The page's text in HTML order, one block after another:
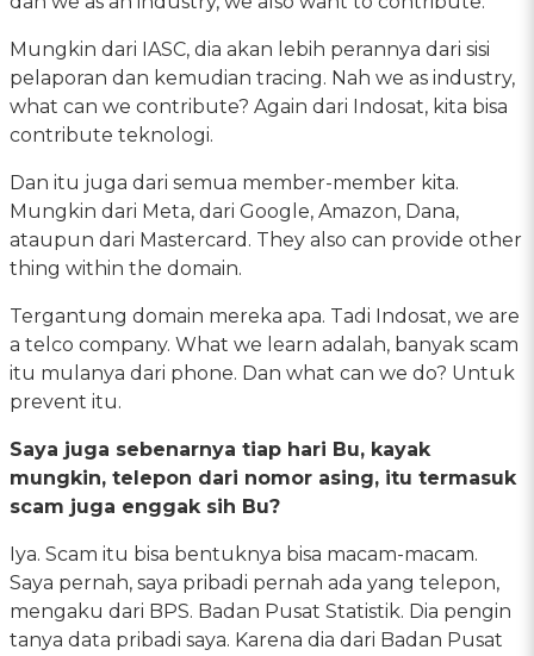
Mungkin dari IASC, dia akan lebih perannya dari sisi
pelaporan dan kemudian tracing. Nah we as industry,
what can we contribute? Again dari Indosat, kita bisa
contribute teknologi.
Dan itu juga dari semua member-member kita.
Mungkin dari Meta, dari Google, Amazon, Dana,
ataupun dari Mastercard. They also can provide other
thing within the domain.
Tergantung domain mereka apa. Tadi Indosat, we are
a telco company. What we learn adalah, banyak scam
itu mulanya dari phone. Dan what can we do? Untuk
prevent itu.
Saya juga sebenarnya tiap hari Bu, kayak
mungkin, telepon dari nomor asing, itu termasuk
scam juga enggak sih Bu?
Iya. Scam itu bisa bentuknya bisa macam-macam.
Saya pernah, saya pribadi pernah ada yang telepon,
mengaku dari BPS. Badan Pusat Statistik. Dia pengin
tanya data pribadi saya. Karena dia dari Badan Pusat